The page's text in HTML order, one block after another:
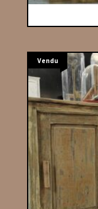
Vendu